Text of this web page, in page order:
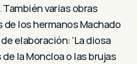
varias obras
los hermanos Machado
elaboración: ‘La diosa
de la Moncloa o las brujas